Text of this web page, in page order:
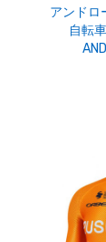
アンドロ
自転